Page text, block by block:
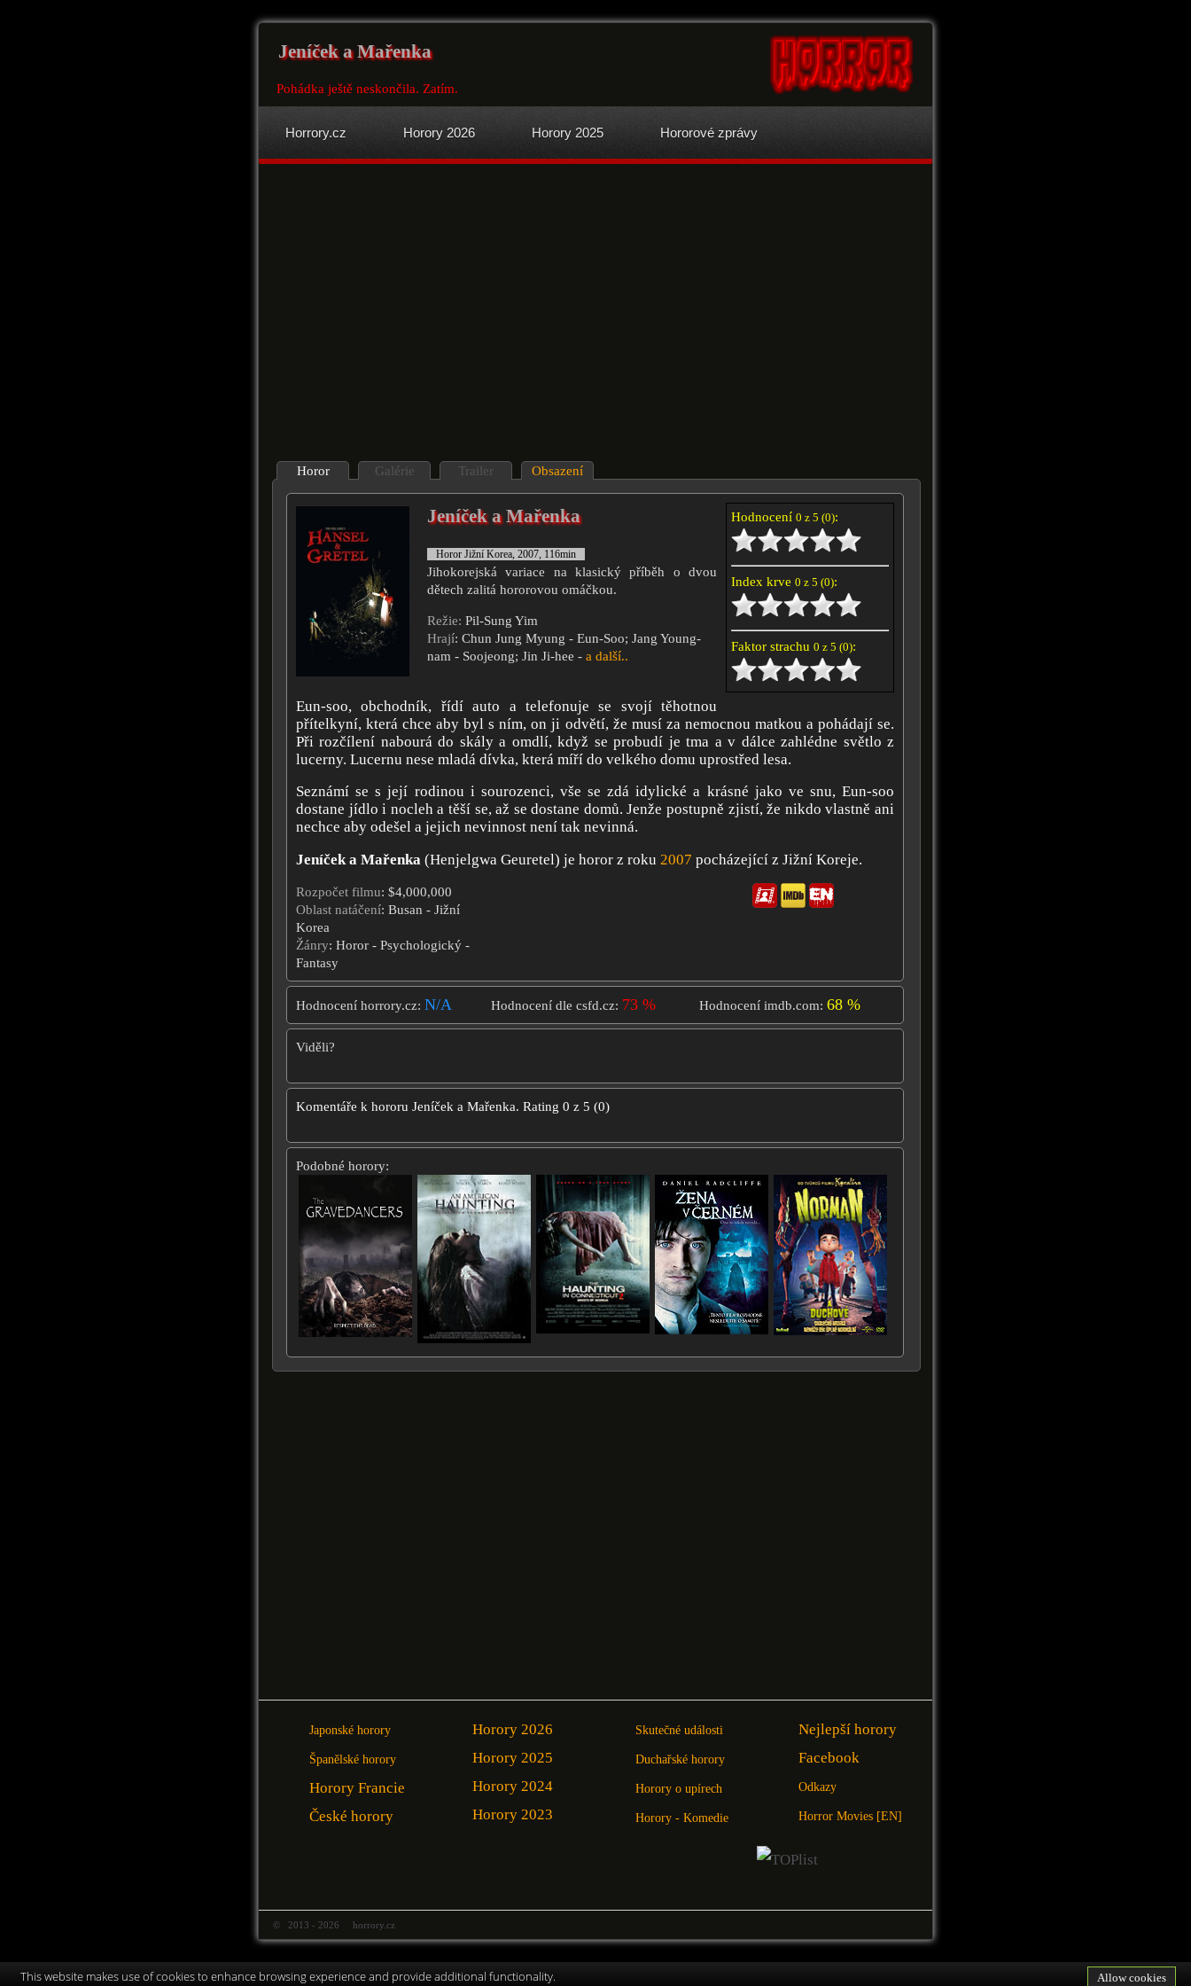
Jeníček a Mařenka
Pohádka ještě neskončila. Zatím.
Horrory.cz Horory 2026 Horory 2025 Hororové zprávy
Horor Galérie Trailer Obsazení
Hodnocení 0 z 5 (0):
Index krve 0 z 5 (0):
Faktor strachu 0 z 5 (0):
Jeníček a Mařenka
Horor Jižní Korea, 2007, 116min
Jihokorejská variace na klasický příběh o dvou
dětech zalitá hororovou omáčkou.
Režie: Pil-Sung Yim
Hrají: Chun Jung Myung - Eun-Soo; Jang Young-
nam - Soojeong; Jin Ji-hee - a další..
Eun-soo, obchodník, řídí auto a telefonuje se svojí těhotnou
přítelkyní, která chce aby byl s ním, on ji odvětí, že musí za nemocnou matkou a pohádají se.
Při rozčílení nabourá do skály a omdlí, když se probudí je tma a v dálce zahlédne světlo z
lucerny. Lucernu nese mladá dívka, která míří do velkého domu uprostřed lesa.
Seznámí se s její rodinou i sourozenci, vše se zdá idylické a krásné jako ve snu, Eun-soo
dostane jídlo i nocleh a těší se, až se dostane domů. Jenže postupně zjistí, že nikdo vlastně ani
nechce aby odešel a jejich nevinnost není tak nevinná.
Jeníček a Mařenka (Henjelgwa Geuretel) je horor z roku 2007 pocházející z Jižní Koreje.
Rozpočet filmu: $4,000,000
Oblast natáčení: Busan - Jižní
Korea
Žánry: Horor - Psychologický -
Fantasy
Hodnocení horrory.cz: N/A Hodnocení dle csfd.cz: 73 % Hodnocení imdb.com: 68 %
Viděli?
Komentáře k hororu Jeníček a Mařenka. Rating 0 z 5 (0)
Podobné horory:
Japonské horory
Španělské horory
Horory Francie
České horory
Horory 2026
Horory 2025
Horory 2024
Horory 2023
Skutečné události
Duchařské horory
Horory o upírech
Horory - Komedie
Nejlepší horory
Facebook
Odkazy
Horror Movies [EN]
© 2013 - 2026 horrory.cz
This website makes use of cookies to enhance browsing experience and provide additional functionality. Allow cookies